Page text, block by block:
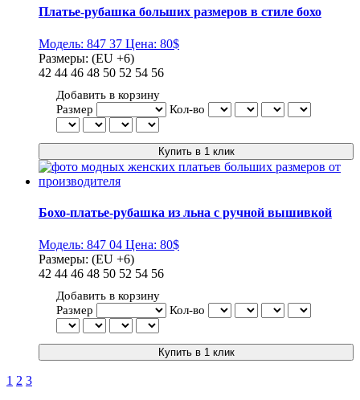
Платье-рубашка больших размеров в стиле бохо
Модель: 847 37 Цена: 80$
Размеры: (EU +6)
42 44 46 48 50 52 54 56
Добавить в корзину
Размер
Кол-во
Бохо-платье-рубашка из льна с ручной вышивкой
Модель: 847 04 Цена: 80$
Размеры: (EU +6)
42 44 46 48 50 52 54 56
Добавить в корзину
Размер
Кол-во
1 2 3